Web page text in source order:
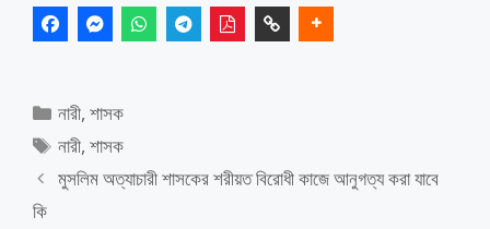
Categories
নারী,শাসক
Tags
নারী,শাসক
মুসলিম অত্যাচারী শাসকের শরীয়ত বিরোধী কাজে আনুগত্য করা যাবে
কি